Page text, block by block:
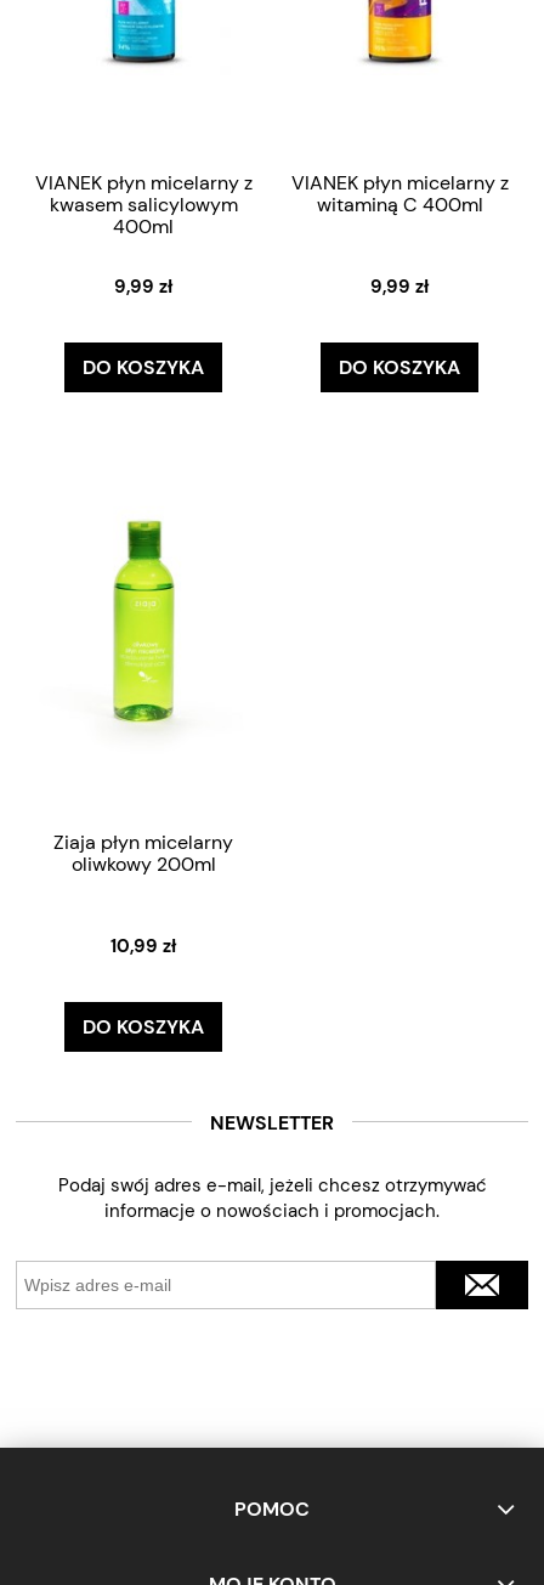
VIANEK płyn micelarny z
kwasem salicylowym
400ml
9,99 zł
DO KOSZYKA
VIANEK płyn micelarny z
witaminą C 400ml
9,99 zł
DO KOSZYKA
Ziaja płyn micelarny
oliwkowy 200ml
10,99 zł
DO KOSZYKA
NEWSLETTER
Podaj swój adres e-mail, jeżeli chcesz otrzymywać
informacje o nowościach i promocjach.
POMOC